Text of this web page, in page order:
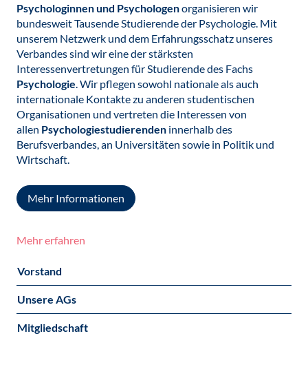
Psychologinnen und Psychologenorganisieren wir
bundesweit Tausende Studierende der Psychologie. Mit
unserem Netzwerk und dem Erfahrungsschatz unseres
Verbandes sind wir eine der stärksten
Interessenvertretungen für Studierende des Fachs
Psychologie. Wir pflegen sowohl nationale als auch
internationale Kontakte zu anderen studentischen
Organisationen und vertreten die Interessen von
allen Psychologiestudierenden innerhalb des
Berufsverbandes, an Universitäten sowie in Politik und
Wirtschaft.
Mehr Informationen
Mehr erfahren
Vorstand
Unsere AGs
Mitgliedschaft